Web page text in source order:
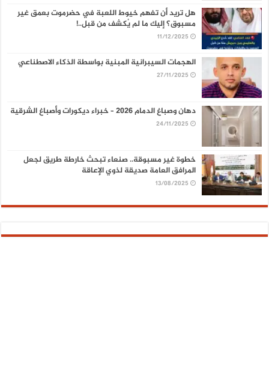
هل تريد أن تفهم خيوط اللعبة في حضرموت بعمق غير
مسبوق؟ إليك ما لم يُكشف من قبل..!
11/12/2025
الهجمات السيبرانية المبنية بواسطة الذكاء الاصطناعي
27/11/2025
دهان وصباغ الدمام 2026 – خبراء ديكورات وأصباغ الشرقية
24/11/2025
خطوة غير مسبوقة.. صنعاء تبحث خارطة طريق لجعل
المرافق العامة صديقة لذوي الإعاقة
13/08/2025